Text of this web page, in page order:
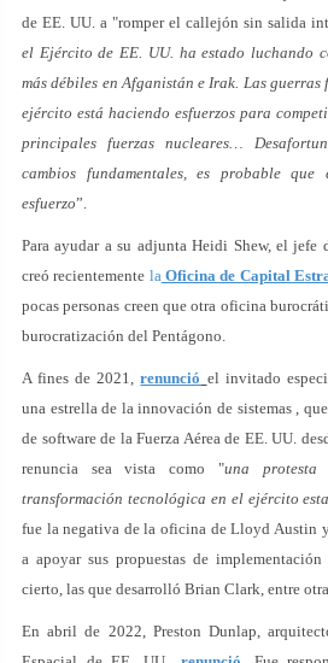
de EE. UU. a "romper el callejón sin salida
el Ejército de EE. UU. ha estado luchando
más débiles en Afganistán e Irak. Las
ejército está haciendo esfuerzos para
principales fuerzas nucleares…
cambios fundamentales, es probable
esfuerzo”.
Para ayudar a su adjunta Heidi Shew, el
creó recientemente laOficina de Capital
pocas personas creen que otra oficina
burocratización del Pentágono.
A fines de 2021,renunció el invitado
una estrella de la innovación de sistemas ,
de software de la Fuerza Aérea de EE. UU.
renuncia sea vista como "una
transformación tecnológica en el ejército
fue la negativa de la oficina de Lloyd Austin
a apoyar sus propuestas de
cierto, las que desarrolló Brian Clark, entre
En abril de 2022, Preston Dunlap,